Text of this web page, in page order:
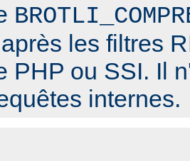
les filtres
PHP ou SSI. Il
internes.